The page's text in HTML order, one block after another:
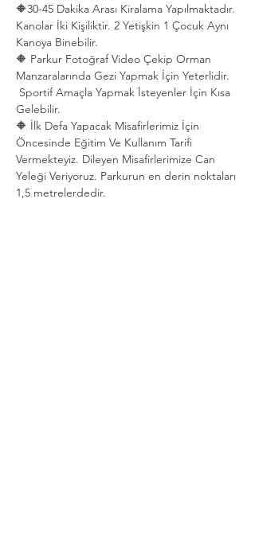
🔶30-45 Dakika Arası Kiralama Yapılmaktadır.
Kanolar İki Kişiliktir. 2 Yetişkin 1 Çocuk Aynı
Kanoya Binebilir.
🔶 Parkur Fotoğraf Video Çekip Orman
Manzaralarında Gezi Yapmak İçin Yeterlidir.
Sportif Amaçla Yapmak İsteyenler İçin Kısa
Gelebilir.
🔶 İlk Defa Yapacak Misafirlerimiz İçin
Öncesinde Eğitim Ve Kullanım Tarifi
Vermekteyiz. Dileyen Misafirlerimize Can
Yeleği Veriyoruz. Parkurun en derin noktaları
1,5 metrelerdedir.